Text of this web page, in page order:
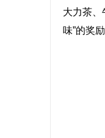
大力茶
味”的奖